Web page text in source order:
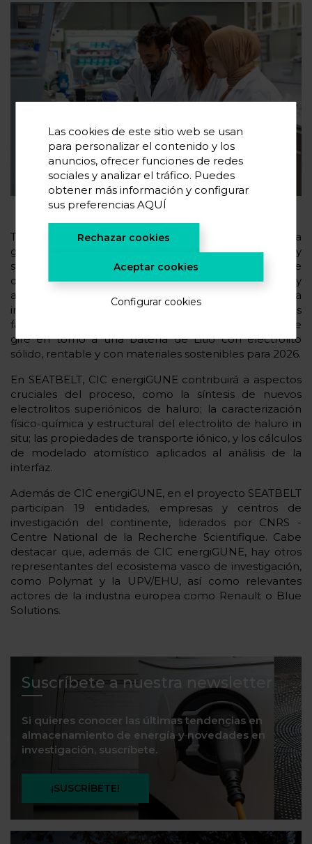
Todo ello abrirá la puerta al desarrollo de una nueva
generación de materiales de batería eficientes y
seguros, que cumplan con los criterios europeos de
descarbonización, sostenibilidad, asequibilidad y
autosuficiencia en la producción. De hecho, la
intención de los socios del consorcio SEATBELT es
facilitar la creación de una industria local de la UE que
gire en torno a una batería de Litio con electrolito
sólido, rentable y con materiales sostenibles para 2026.
En SEATBELT, CIC energiGUNE contribuirá a aspectos
cruciales del proceso, como la síntesis de nuevos
electrolitos superiónicos de haluro; la caracterización
físico-química y estructural del electrolito de haluro in
situ; las propiedades de transporte iónico, y los cálculos
de modelado atomístico aplicados al análisis de la
interfaz.
Además de CIC energiGUNE, en el proyecto SEATBELT
participan 19 entidades, empresas y centros de
investigación del continente, liderados por CNRS -
Centre National de la Recherche Scientifique. Cabe
destacar que, además de CIC energiGUNE, hay otros
representantes del ecosistema vasco de investigación,
como Polymat y la UPV/EHU, así como relevantes
actores de la industria europea como Renault o Blue
Solutions.
Suscríbete a nuestra newsletter
Si quieres conocer las últimas tendencias en
almacenamiento de energía y novedades en
investigación, suscríbete.
¡SUSCRÍBETE!
Las cookies de este sitio web se usan
para personalizar el contenido y los
anuncios, ofrecer funciones de redes
sociales y analizar el tráfico. Puedes
obtener más información y configurar
sus preferenciasAQUÍ
Rechazar cookies
Aceptar cookies
Configurar cookies